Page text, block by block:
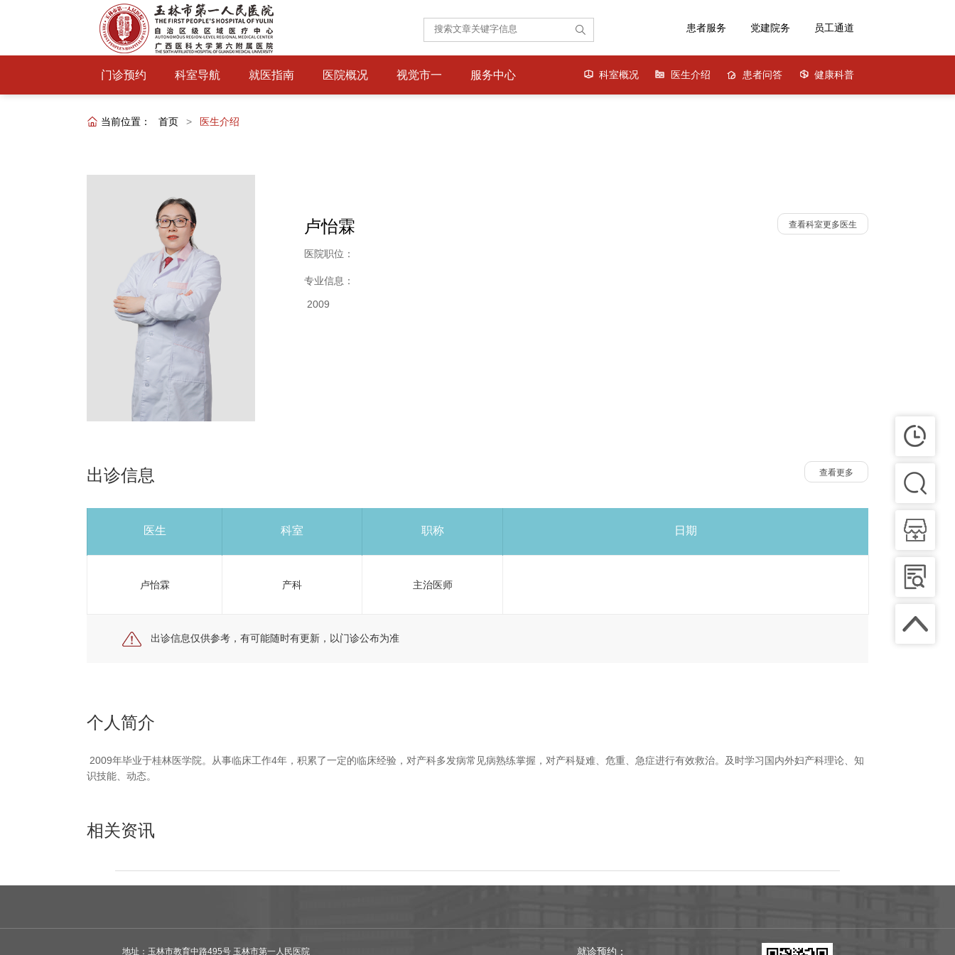
患者服务 党建院务 员工通道
门诊预约 科室导航 就医指南 医院概况 视觉市一 服务中心 科室概况 医生介绍 患者问答 健康科普
当前位置： 首页 > 医生介绍
卢怡霖 查看科室更多医生
医院职位：
专业信息：
2009
出诊信息 查看更多
医生 科室 职称 日期
卢怡霖 产科 主治医师
出诊信息仅供参考，有可能随时有更新，以门诊公布为准
个人简介
2009年毕业于桂林医学院。从事临床工作4年，积累了一定的临床经验，对产科多发病常见病熟练掌握，对产科疑难、危重、急症进行有效救治。及时学习国内外妇产科理论、知
识技能、动态。
相关资讯
就诊预约：
地址：玉林市教育中路495号 玉林市第一人民医院